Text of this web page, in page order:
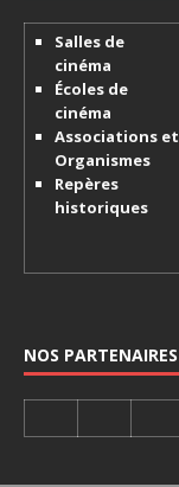
Salles de
cinéma
Écoles de
cinéma
Associations et
Organismes
Repères
historiques
NOS PARTENAIRES